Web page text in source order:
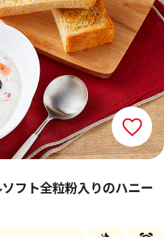
フト全粒粉入りのハニー